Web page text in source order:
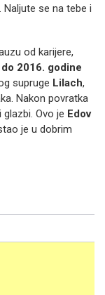
se na tebe i
od karijere,
2016. godine
supruge Lilach,
Nakon povratka
i glazbi. Ovo je Edov
je u dobrim